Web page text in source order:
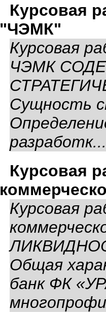
Курсовая
"ЧЭМК"
Курсовая
ЧЭМК
Сущность
разработк...
Курсовая
Курсовая
Общая
банк ФК